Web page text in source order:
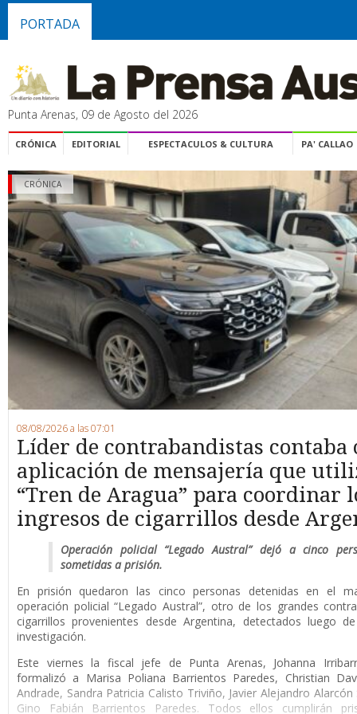
PORTADA
Punta Arenas, 09 de Agosto del 2026
CRÓNICA EDITORIAL ESPECTACULOS & CULTURA PA' CALLAO
CRÓNICA
08/08/2026 a las 07:01
Líder de contrabandistas contaba
aplicación de mensajería que
“Tren de Aragua” para coordinar
ingresos de cigarrillos desde
Operación policial “Legado Austral” dejó a cinco
sometidas a prisión.
En prisión quedaron las cinco personas detenidas en el
operación policial “Legado Austral”, otro de los grandes
cigarrillos provenientes desde Argentina, detectados luego
investigación.
Este viernes la fiscal jefe de Punta Arenas, Johanna
formalizó a Marisa Poliana Barrientos Paredes, Christian
Andrade, Sandra Patricia Calisto Triviño, Javier Alejandro Alarcón
Gino Fabián Barrientos Paredes. Todos ellos cumplirán